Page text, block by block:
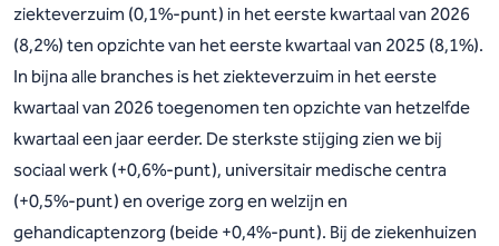
ziekteverzuim (0,1%-punt) in het eerste kwartaal van 2026
(8,2%) ten opzichte van het eerste kwartaal van 2025 (8,1%).
In bijna alle branches is het ziekteverzuim in het eerste
kwartaal van 2026 toegenomen ten opzichte van hetzelfde
kwartaal een jaar eerder. De sterkste stijging zien we bij
sociaal werk (+0,6%-punt), universitair medische centra
(+0,5%-punt) en overige zorg en welzijn en
gehandicaptenzorg (beide +0,4%-punt). Bij de ziekenhuizen